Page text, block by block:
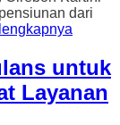
dari
untuk
Layanan